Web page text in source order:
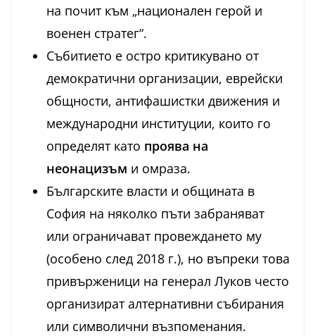
на почит към „национален герой и
военен стратег“.
Събитието е остро критикувано от
демократични организации, еврейски
общности, антифашистки движения и
международни институции, които го
определят като проява на
неонацизъм и омраза.
Българските власти и общината в
София на няколко пъти забраняват
или ограничават провеждането му
(особено след 2018 г.), но въпреки това
привърженици на генерал Луков често
организират алтернативни събирания
или символични възпоменания.